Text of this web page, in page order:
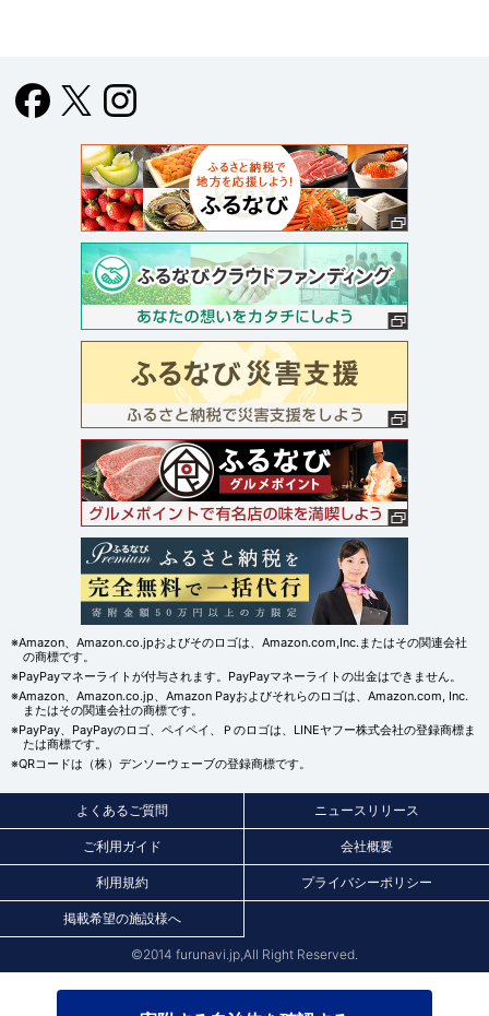
※Amazon、Amazon.co.jpおよびそのロゴは、Amazon.com,Inc.またはその関連会社
の商標です。
※PayPayマネーライトが付与されます。PayPayマネーライトの出金はできません。
※Amazon、Amazon.co.jp、Amazon Payおよびそれらのロゴは、Amazon.com, Inc.
またはその関連会社の商標です。
※PayPay、PayPayのロゴ、ペイペイ、Ｐのロゴは、LINEヤフー株式会社の登録商標ま
たは商標です。
※QRコードは（株）デンソーウェーブの登録商標です。
よくあるご質問 ニュースリリース
ご利用ガイド 会社概要
利用規約 プライバシーポリシー
掲載希望の施設様へ
©2014 furunavi.jp,All Right Reserved.